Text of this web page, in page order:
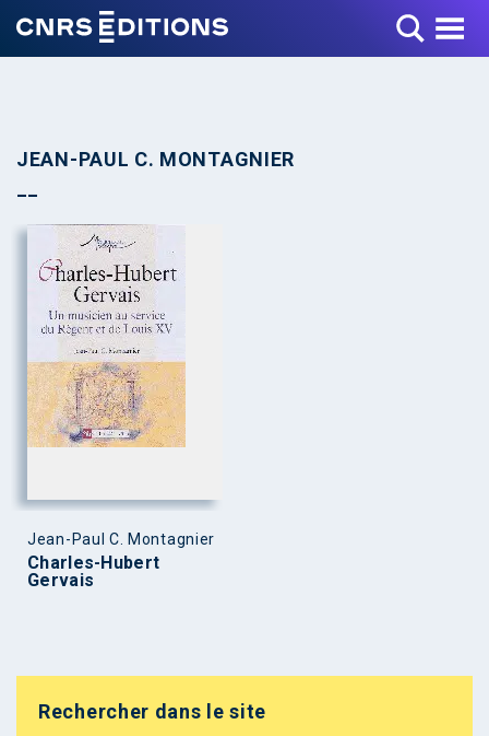
Toggle Menu
JEAN-PAUL C. MONTAGNIER
Jean-Paul C. Montagnier
Charles-Hubert
Gervais
Rechercher dans le site